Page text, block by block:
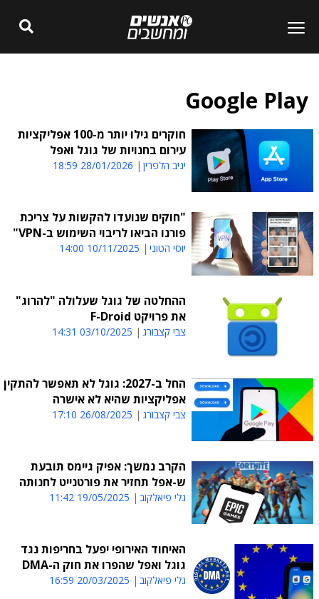
Google Play
חוקרים גילו יותר מ-100 אפליקציות
עירום בחנויות של גוגל ואפל
יניב הלפרין 28/01/2026 18:59
"חוקים שנועדו להקשות על צריכת
פורנו הביאו לריבוי השימוש ב-VPN"
יוסי הטוני 10/11/2025 14:00
ההחלטה של גוגל שעלולה "להרוג"
את פרויקט F-Droid
צבי קצבורג 03/10/2025 14:31
החל ב-2027: גוגל לא תאפשר להתקין
אפליקציות שהיא לא אישרה
צבי קצבורג 26/08/2025 17:10
הקרב נמשך: אפיק גיימס תובעת
ש-אפל תחזיר את פורטנייט לחנותה
גלי פיאלקוב 19/05/2025 11:42
האיחוד האירופי יפעל בחריפות נגד
גוגל ואפל שהפרו את חוק ה-DMA
גלי פיאלקוב 20/03/2025 16:59